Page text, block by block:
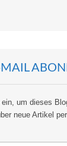
um dieses
neue Artikel